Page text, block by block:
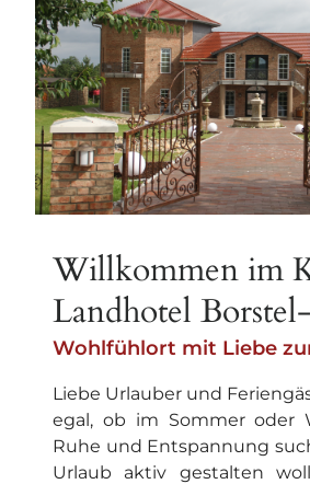
Willkommen im
Landhotel
Wohlfühlort mit Liebe
Liebe Urlauber und
egal, ob im Sommer oder
Ruhe und Entspannung
Urlaub aktiv gestalten